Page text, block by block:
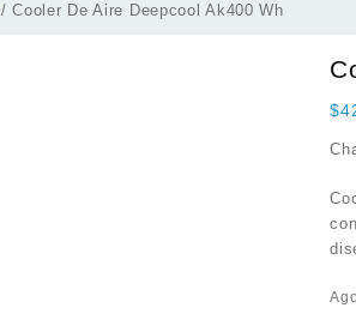
/ Cooler De Aire Deepcool Ak400 Wh
$